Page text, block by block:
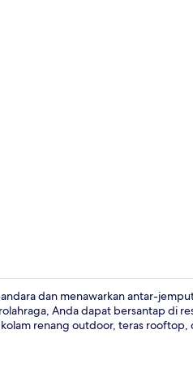
dan menawarkan antar-
Anda dapat bersantap di
renang outdoor, teras rooftop,